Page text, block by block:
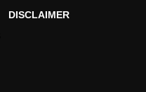
DISCLAIMER